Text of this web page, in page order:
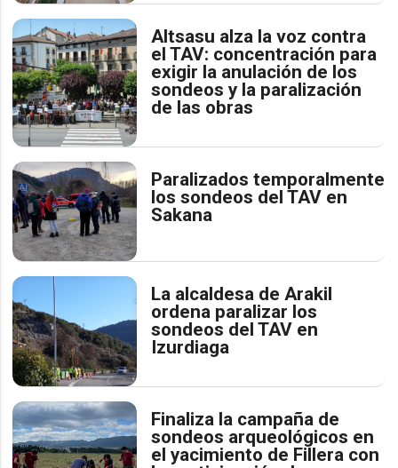
Altsasu alza la voz contra
el TAV: concentración para
exigir la anulación de los
sondeos y la paralización
de las obras
Paralizados temporalmente
los sondeos del TAV en
Sakana
La alcaldesa de Arakil
ordena paralizar los
sondeos del TAV en
Izurdiaga
Finaliza la campaña de
sondeos arqueológicos en
el yacimiento de Fillera con